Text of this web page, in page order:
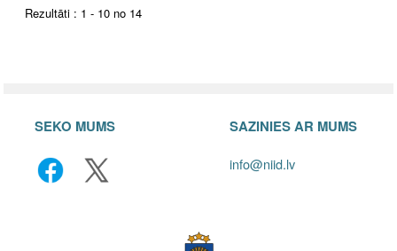
Rezultāti : 1 - 10 no 14
SEKO MUMS SAZINIES AR MUMS
info@niid.lv